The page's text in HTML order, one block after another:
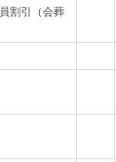
割引（会葬